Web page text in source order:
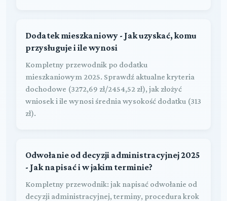
Dodatek mieszkaniowy - Jak uzyskać, komu
przysługuje i ile wynosi
Kompletny przewodnik po dodatku
mieszkaniowym 2025. Sprawdź aktualne kryteria
dochodowe (3272,69 zł/2454,52 zł), jak złożyć
wniosek i ile wynosi średnia wysokość dodatku (313
zł).
Odwołanie od decyzji administracyjnej 2025
- Jak napisać i w jakim terminie?
Kompletny przewodnik: jak napisać odwołanie od
decyzji administracyjnej, terminy, procedura krok